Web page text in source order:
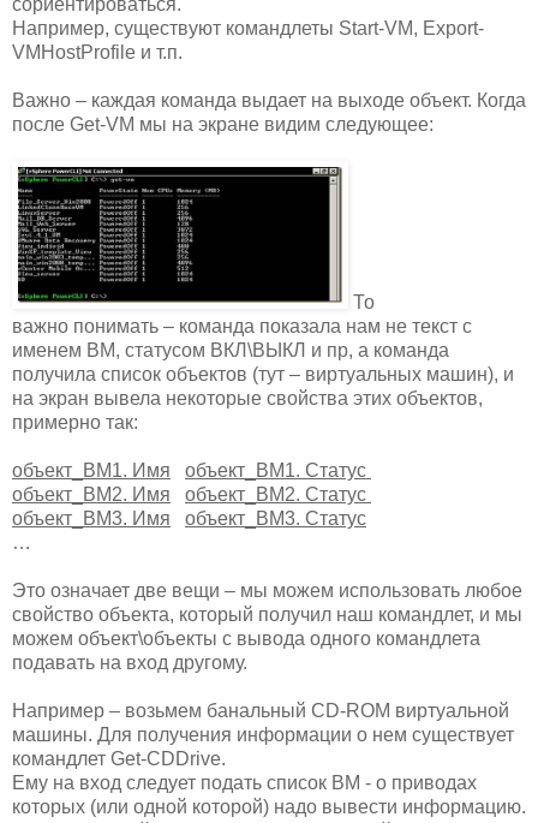
сориентироваться.
Например, существуют командлеты Start-VM, Export-
VMHostProfile и т.п.
Важно – каждая команда выдает на выходе объект. Когда
после Get-VM мы на экране видим следующее:
То
важно понимать – команда показала нам не текст с
именем ВМ, статусом ВКЛ\ВЫКЛ и пр, а команда
получила список объектов (тут – виртуальных машин), и
на экран вывела некоторые свойства этих объектов,
примерно так:
объект_ВМ1. Имя
объект_ВМ1. Статус
объект_ВМ2. Имя
объект_ВМ2. Статус
объект_ВМ3. Имя
объект_ВМ3. Статус
…
Это означает две вещи – мы можем использовать любое
свойство объекта, который получил наш командлет, и мы
можем объект\объекты с вывода одного командлета
подавать на вход другому.
Например – возьмем банальный CD-ROM виртуальной
машины. Для получения информации о нем существует
командлет Get-CDDrive.
Ему на вход следует подать список ВМ - о приводах
которых (или одной которой) надо вывести информацию.